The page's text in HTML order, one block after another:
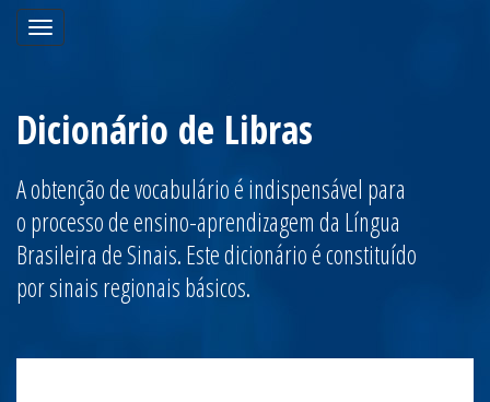
Toggle
navigation
Dicionário de Libras
A obtenção de vocabulário é indispensável para
o processo de ensino-aprendizagem da Língua
Brasileira de Sinais. Este dicionário é constituído
por sinais regionais básicos.